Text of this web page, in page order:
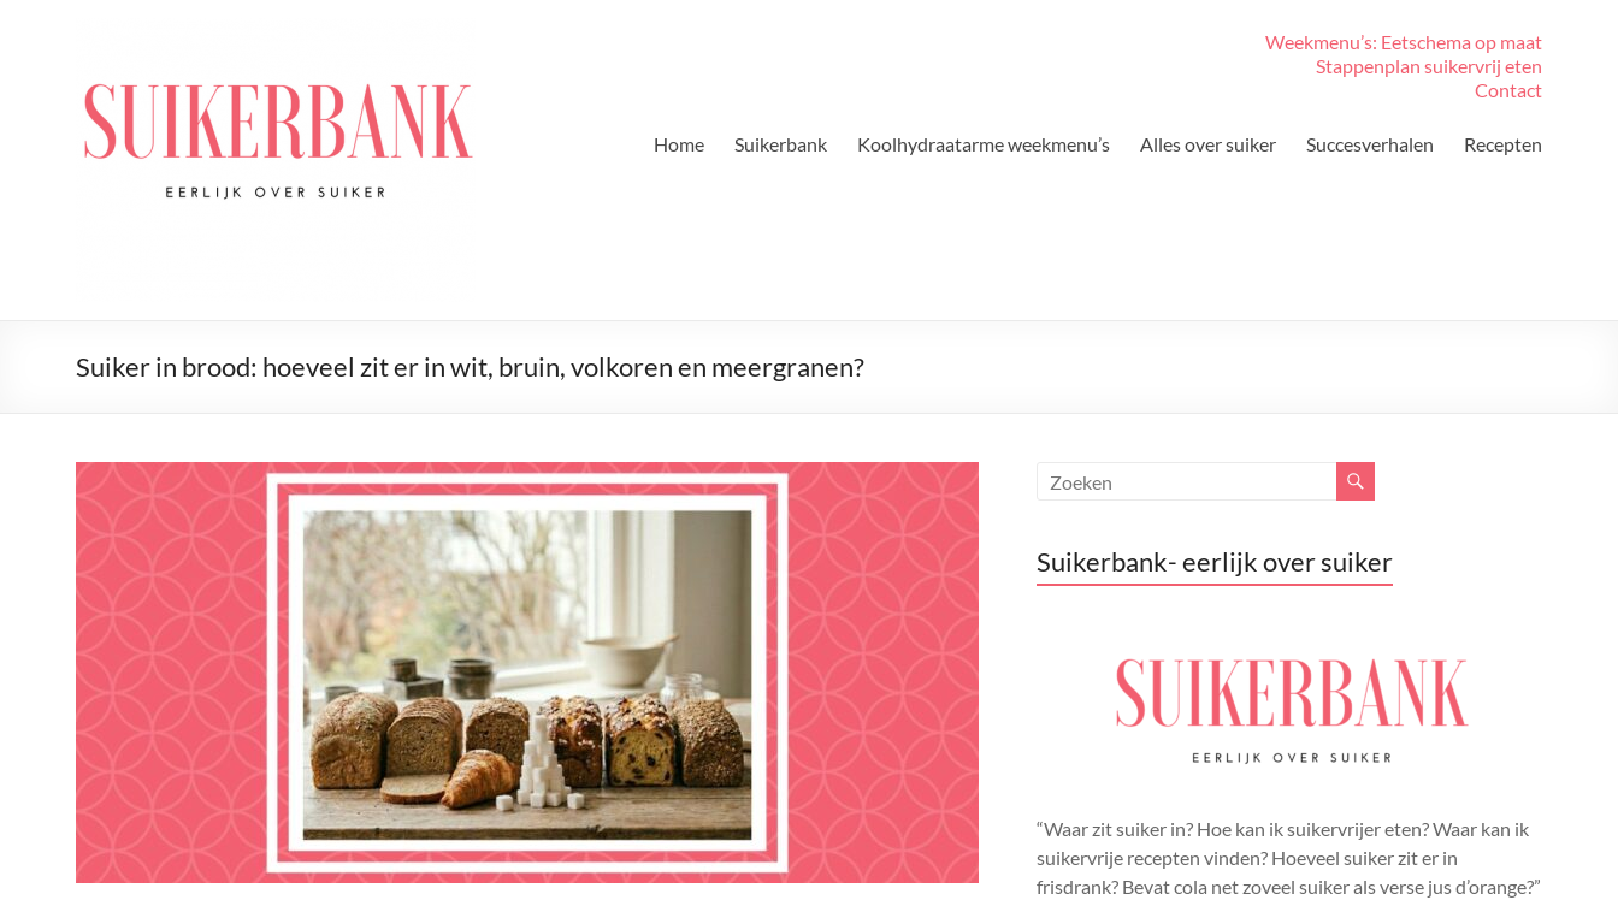
Suikerbank
Voor
Weekmenu’s: Eetschema op maat
Stappenplan suikervrij eten
Contact
Home Suikerbank Koolhydraatarme weekmenu’s Alles over suiker Succesverhalen Recepten
Suiker in brood: hoeveel zit er in wit, bruin, volkoren en meergranen?
Suikerbank- eerlijk over suiker
“Waar zit suiker in? Hoe kan ik suikervrijer eten? Waar kan ik
suikervrije recepten vinden? Hoeveel suiker zit er in
frisdrank? Bevat cola net zoveel suiker als verse jus d’orange?”